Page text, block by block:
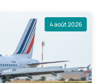
4 août 2026